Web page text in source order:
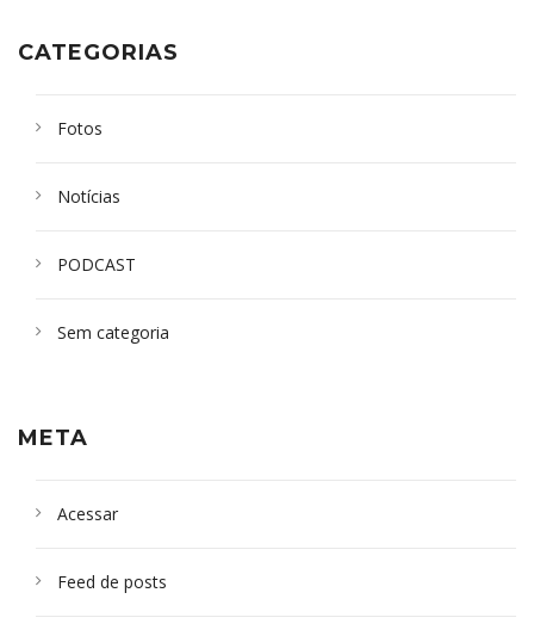
CATEGORIAS
Fotos
Notícias
PODCAST
Sem categoria
META
Acessar
Feed de posts